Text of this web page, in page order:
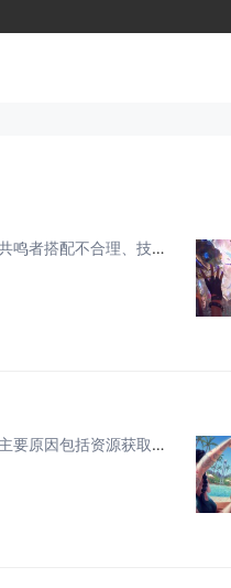
鸣潮战力提升慢的主要原因包括角色培养资源不足、武器与共鸣者搭配不合理、技能等级和装备强化滞后等，游戏内战力成长依赖多系统协同培养，若只侧重升级角色等级而忽略突破材料、声骸属性匹配或团队协同配置，会导致整体战力提升受限，日常任务和活动参与度低...
《无尽冬日》中战力提升缓慢是许多玩家面临的常见问题，主要原因包括资源获取不足、英雄培养优先级不当、装备升级滞后以及技能搭配不合理，为有效提升战力，建议优先集中资源培养主力英雄，确保等级、进阶和装备同步推进；积极参与日常任务与限时活动，最大化...